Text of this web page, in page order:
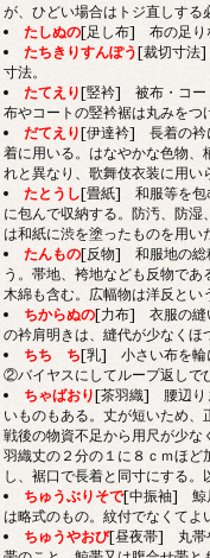
が、ひどい場合はトジ直しする
たしぬの[足し布] 布の足り
たちきりすんぽう[裁切寸法]
寸法。
たてえり[竪衿] 被布・コー
布やコートの竪衿裾は丸みをつ
だてえり[伊達衿] 長着の衿
着に用いる。はなやかな色物、
れと異なり、歌舞伎衣装に用い
たとうし[畳紙] 和服等を包
に包んで収納する。防汚、防
は和紙に渋を塗ったものを用い
たんもの[反物] 和服地の総
う。帯地、袴地なども反物で
木綿も含む。広幅物は洋反とい
ちからぬの[力布] 衣服の縫
の衿肩明きは、縫代が少なくほ
ちち
ち[乳] 小さい布を輪
②バイヤスにしてループ返しで
ちゃばおり[茶羽織] 腰辺り
いものもある。丈が短いため、
戦後の物資不足から用尺が少な
羽織丈の２分の１に８ｃｍほ
し、裾口で長着と同寸にする。
ちゅうぶりそで[中振袖] 鯨
は略式のもの。紋付でなくてよ
ちゅうやおび[昼夜帯] 丸帯